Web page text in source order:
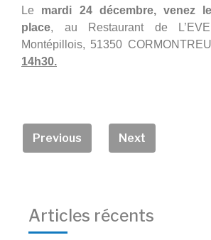
Le mardi 24 décembre, venez
place, au Restaurant de
Montépillois, 51350
14h30.
Previous Next
Articles récents